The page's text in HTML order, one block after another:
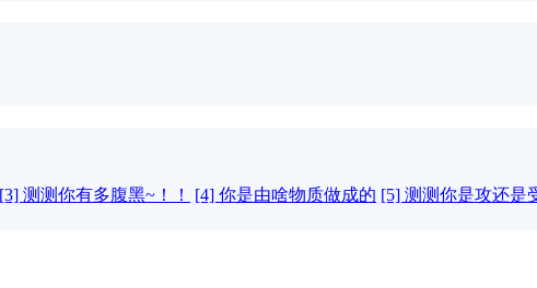
[3] 测测你有多腹黑~！！ [4] 你是由啥物质做成的 [5] 测测你是攻还是